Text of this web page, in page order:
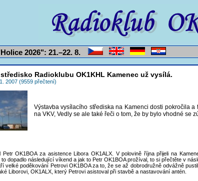
2026": 21.–22. 8.
Radioklubu OK1KHL Kamenec už vysílá.
2007 (9559 přečtení)
Výstavba vysílacího střediska na Kamenci dosti pokročila
na VKV, Vedly se ale také řeči o tom, že by bylo vhodné se
Petr OK1BOA za asistence Libora OK1ALX. V polovině října přijeli na
dopadlo následující víkend a jak to Petr OK1BOA prožíval, to si přečtěte v
velké poděkování Petrovi OK1BOA za to, že se až dobrodružně odvážně
Liborovi, OK1ALX, který Petrovi asistoval při stavbě a nastavování antén.